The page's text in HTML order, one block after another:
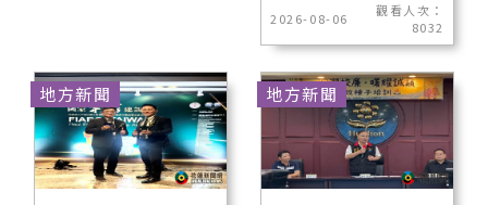
2026-08-06
觀看人次：
8032
地方新聞 地方新聞